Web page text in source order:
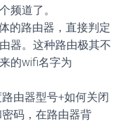
频道了。
的路由器，直接判定
器。这种路由极其不
的wifi名字为
由器型号+如何关闭
码，在路由器背